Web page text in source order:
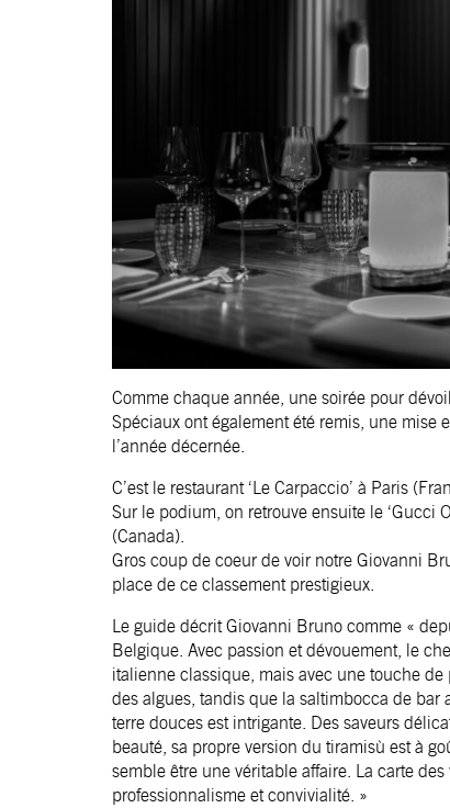
Comme chaque année, une soirée pour
Spéciaux ont également été remis, une mise
l’année décernée.
C’est le restaurant ‘Le Carpaccio’ à Paris
Sur le podium, on retrouve ensuite le ‘Gucci
(Canada).
Gros coup de coeur de voir notre Giovanni
place de ce classement prestigieux.
Le guide décrit Giovanni Bruno comme «
Belgique. Avec passion et dévouement, le
italienne classique, mais avec une touche
des algues, tandis que la saltimbocca de bar
terre douces est intrigante. Des saveurs
beauté, sa propre version du tiramisù est à
semble être une véritable affaire. La carte
professionnalisme et convivialité. »